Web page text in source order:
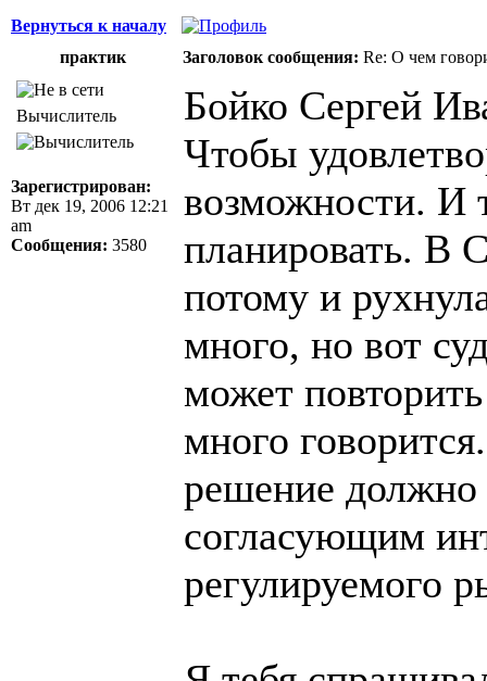
Вернуться к началу
практик
Заголовок сообщения: Re: О чем
Вычислитель
Зарегистрирован:
Вт дек 19, 2006 12:21
am
Сообщения: 3580
Бойко Сергей
Чтобы
возможности. И
планировать. В
потому и
много, но вот
может
много
решение
согласующим
регулируемого